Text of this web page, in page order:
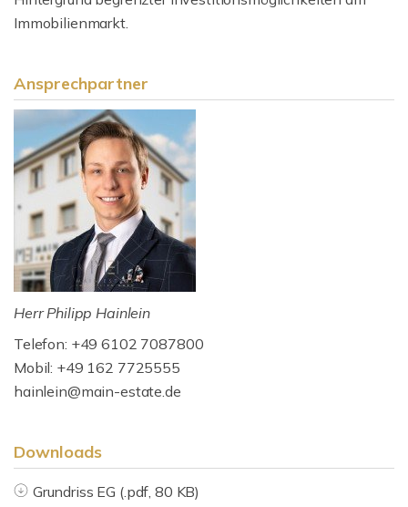
Immobilienmarkt.
Ansprechpartner
Herr Philipp Hainlein
Telefon: +49 6102 7087800
Mobil: +49 162 7725555
hainlein@main-estate.de
Downloads
Grundriss EG (.pdf, 80 KB)